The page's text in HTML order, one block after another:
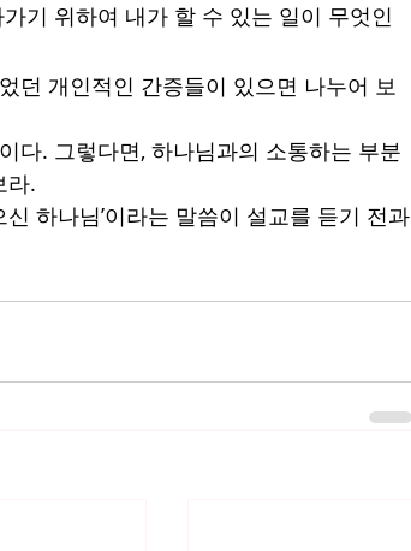
기 위하여 내가 할 수 있는 일이 무엇인
던 개인적인 간증들이 있으면 나누어 보
다. 그렇다면, 하나님과의 소통하는 부분
라.
하나님’이라는 말씀이 설교를 듣기 전과